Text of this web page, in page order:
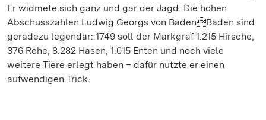
Er widmete sich ganz und gar der Jagd. Die hohen
Abschusszahlen Ludwig Georgs von BadenBaden sind
geradezu legendär: 1749 soll der Markgraf 1.215 Hirsche,
376 Rehe, 8.282 Hasen, 1.015 Enten und noch viele
weitere Tiere erlegt haben – dafür nutzte er einen
aufwendigen Trick.